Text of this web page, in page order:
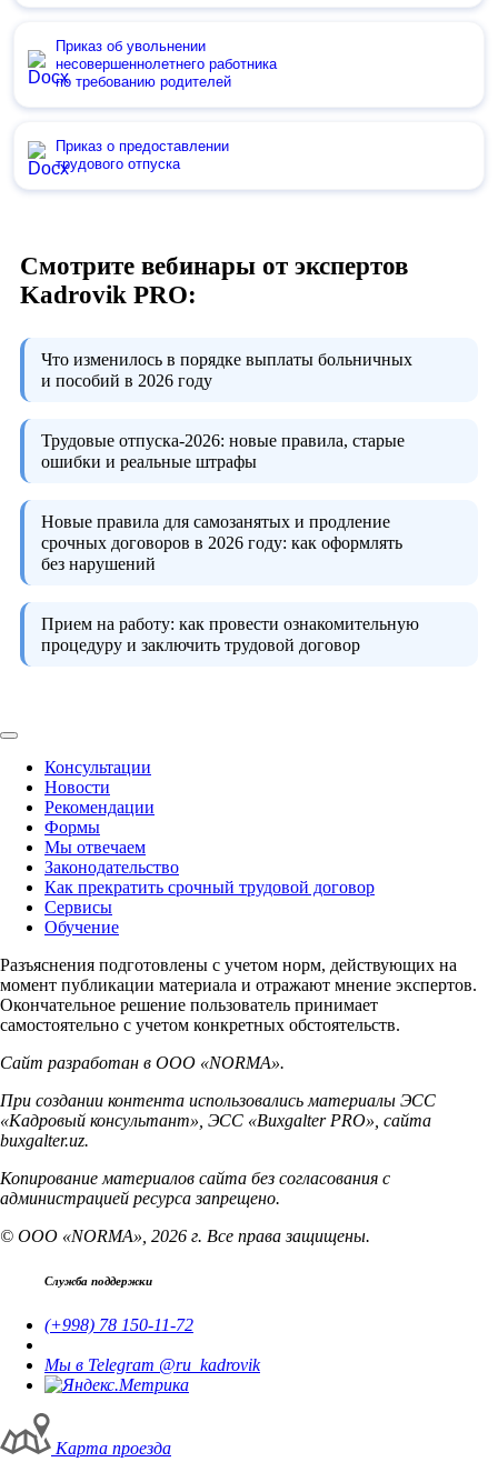
Приказ об увольнении
несовершеннолетнего работника
по требованию родителей
Приказ о предоставлении
трудового отпуска
Смотрите вебинары от экспертов
Kadrovik PRO:
Что изменилось в порядке выплаты больничных
и пособий в 2026 году
Трудовые отпуска-2026: новые правила, старые
ошибки и реальные штрафы
Новые правила для самозанятых и продление
срочных договоров в 2026 году: как оформлять
без нарушений
Прием на работу: как провести ознакомительную
процедуру и заключить трудовой договор
Консультации
Новости
Рекомендации
Формы
Мы отвечаем
Законодательство
Как прекратить срочный трудовой договор
Сервисы
Обучение
Разъяснения подготовлены с учетом норм, действующих на
момент публикации материала и отражают мнение экспертов.
Окончательное решение пользователь принимает
самостоятельно с учетом конкретных обстоятельств.
Сайт разработан в ООО «NORMA».
При создании контента использовались материалы ЭСС
«Кадровый консультант», ЭСС «Buxgalter PRO», сайта
buxgalter.uz.
Копирование материалов сайта без согласования с
администрацией ресурса запрещено.
© ООО «NORMA», 2026 г. Все права защищены.
Служба поддержки
(+998) 78 150-11-72
Мы в Telegram @ru_kadrovik
Карта проезда